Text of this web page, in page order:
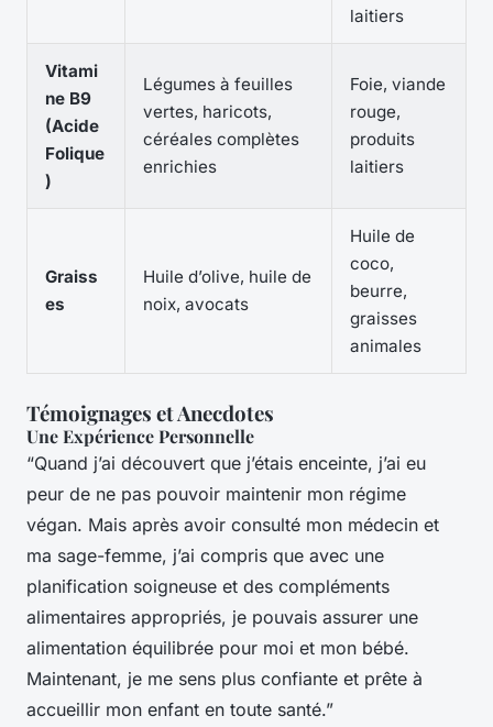
laitiers
Vitami
ne B9
(Acide
Folique
)
Légumes à feuilles
vertes, haricots,
céréales complètes
enrichies
Foie, viande
rouge,
produits
laitiers
Graiss
es
Huile d’olive, huile de
noix, avocats
Huile de
coco,
beurre,
graisses
animales
Témoignages et Anecdotes
Une Expérience Personnelle
“Quand j’ai découvert que j’étais enceinte, j’ai eu
peur de ne pas pouvoir maintenir mon régime
végan. Mais après avoir consulté mon médecin et
ma sage-femme, j’ai compris que avec une
planification soigneuse et des compléments
alimentaires appropriés, je pouvais assurer une
alimentation équilibrée pour moi et mon bébé.
Maintenant, je me sens plus confiante et prête à
accueillir mon enfant en toute santé.”